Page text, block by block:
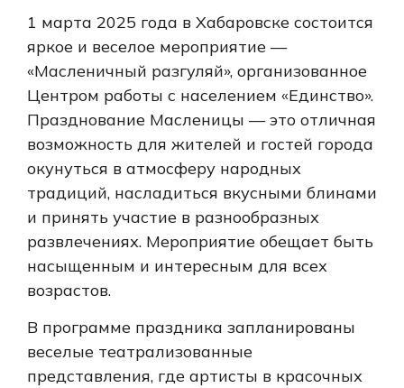
1 марта 2025 года в Хабаровске состоится
яркое и веселое мероприятие —
«Масленичный разгуляй», организованное
Центром работы с населением «Единство».
Празднование Масленицы — это отличная
возможность для жителей и гостей города
окунуться в атмосферу народных
традиций, насладиться вкусными блинами
и принять участие в разнообразных
развлечениях. Мероприятие обещает быть
насыщенным и интересным для всех
возрастов.
В программе праздника запланированы
веселые театрализованные
представления, где артисты в красочных